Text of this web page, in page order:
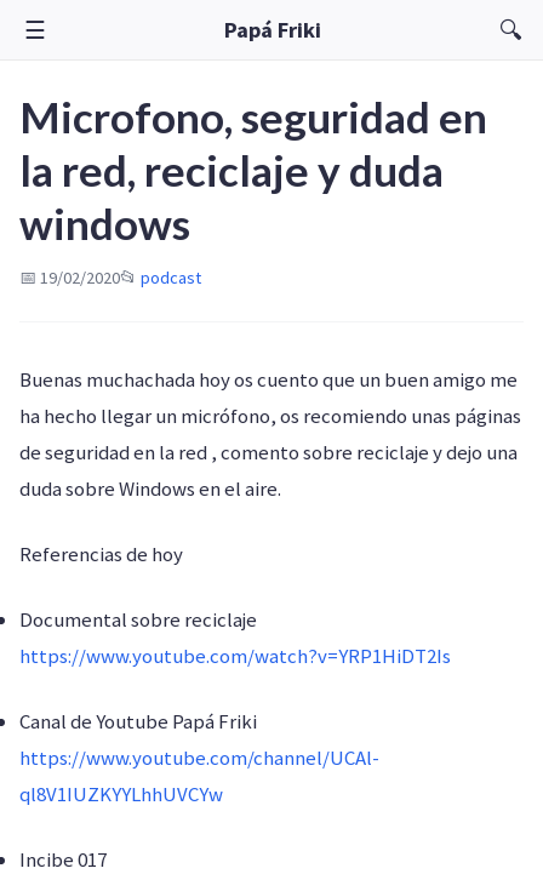
☰ Papá Friki 🔍
Microfono, seguridad en
la red, reciclaje y duda
windows
📅 19/02/2020📂 podcast
Buenas muchachada hoy os cuento que un buen amigo me
ha hecho llegar un micrófono, os recomiendo unas páginas
de seguridad en la red , comento sobre reciclaje y dejo una
duda sobre Windows en el aire.
Referencias de hoy
Documental sobre reciclaje
https://www.youtube.com/watch?v=YRP1HiDT2Is
Canal de Youtube Papá Friki
https://www.youtube.com/channel/UCAl-
ql8V1IUZKYYLhhUVCYw
Incibe 017